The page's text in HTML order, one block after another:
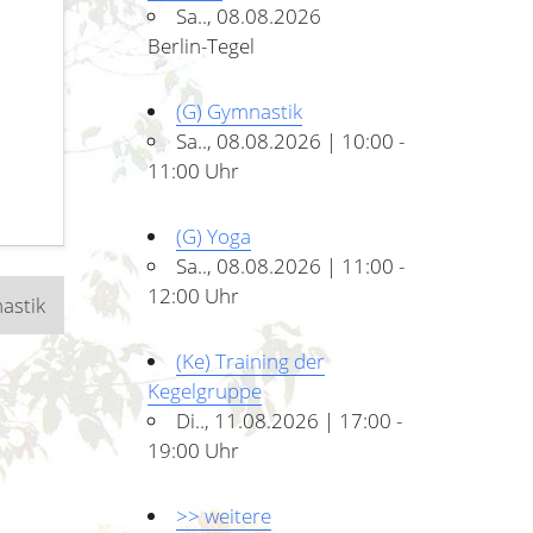
Sa.., 08.08.2026
Berlin-Tegel
(G) Gymnastik
Sa.., 08.08.2026 | 10:00 -
11:00 Uhr
(G) Yoga
Sa.., 08.08.2026 | 11:00 -
12:00 Uhr
(Ke) Training der
Kegelgruppe
Di.., 11.08.2026 | 17:00 -
19:00 Uhr
>> weitere